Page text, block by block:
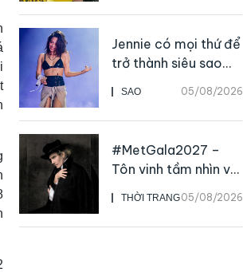
SAO 05/08/2026
Jennie có mọi thứ để
trở thành siêu sao
live
THỜI TRANG05/08/2026
#MetGala2027 –
Tôn vinh tầm nhìn và
sức ảnh hưởng sâu
rộng của NTK John
Galliano